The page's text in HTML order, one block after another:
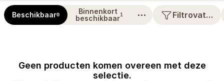
Beschikbaar0
Binnenkort
beschikbaar1 ⋯ Filtrovat…
Geen producten komen overeen met deze
selectie.